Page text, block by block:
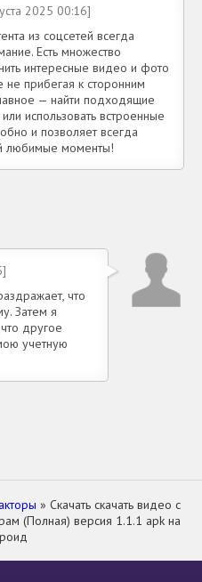
2025 00:16]
из соцсетей всегда
Есть множество
интересные видео и фото
прибегая к сторонним
— найти подходящие
использовать встроенные
и позволяет всегда
любимые моменты!
что
Затем я
другое
учетную
» Скачать скачать видео с
(Полная) версия 1.1.1 apk на